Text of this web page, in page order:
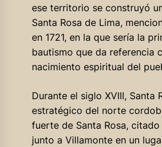
ese territorio se construyó
Santa Rosa de Lima,
en 1721, en la que sería la
bautismo que da referencia
nacimiento espiritual del
Durante el siglo XVIII, Santa
estratégico del norte
fuerte de Santa Rosa,
junto a Villamonte en un